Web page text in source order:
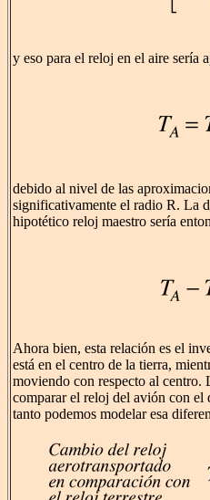
y eso para el reloj en el aire sería
debido al nivel de las
significativamente el radio R. La
hipotético reloj maestro sería
Ahora bien, esta relación es el
está en el centro de la tierra,
moviendo con respecto al centro.
comparar el reloj del avión con el
tanto podemos modelar esa